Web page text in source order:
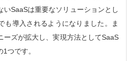
いSaaSは重要なソリューションとし
も導入されるようになりました。ま
ーズが拡大し、実現方法としてSaaS
つです。